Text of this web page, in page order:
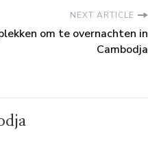
NEXT ARTICLE
om te overnachten in
Cambodja